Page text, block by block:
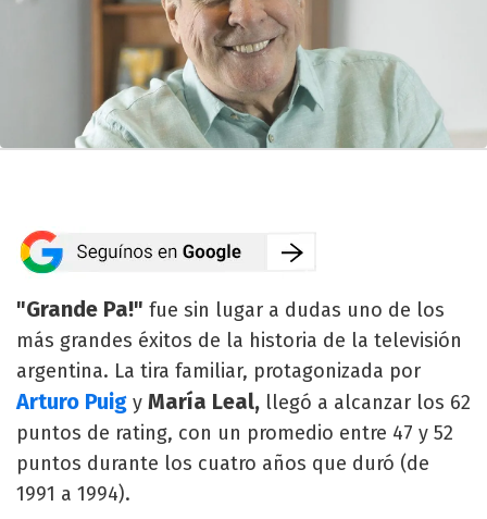
"Grande Pa!" fue sin lugar a dudas uno de los
más grandes éxitos de la historia de la televisión
argentina. La tira familiar, protagonizada por
Arturo Puig y María Leal, llegó a alcanzar los 62
puntos de rating, con un promedio entre 47 y 52
puntos durante los cuatro años que duró (de
1991 a 1994).